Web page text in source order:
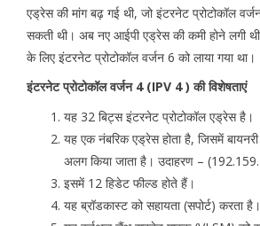
एड्रेस की मांग बढ़ गई थी, जो इंटरनेट प्रोटोकॉल वर्जन
सकती थी। अब नए आईपी एड्रेस की कमी होने लगी
के लिए इंटरनेट प्रोटोकॉल वर्जन 6 को लाया गया था।
इंटरनेट प्रोटोकॉल वर्जन 4 (IPV 4 ) की विशेषताएं
यह 32 बिट्स इंटरनेट प्रोटोकॉल एड्रेस है।
यह एक नंबरिक एड्रेस होता है, जिसमें बायनरी
अलग किया जाता है। उदाहरण –
इसमें 12 हिडेट फील्ड होते हैं।
यह ब्रॉडकास्ट को सहायता (सपोर्ट) करता है।